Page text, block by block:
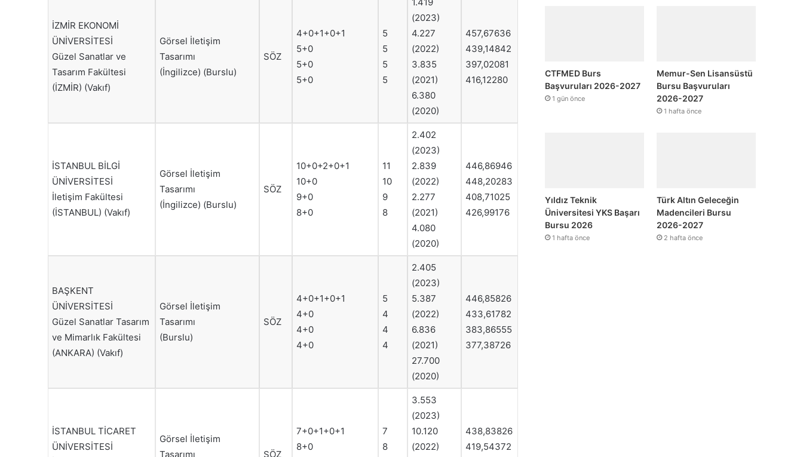
İZMİR EKONOMİ
ÜNİVERSİTESİ
Güzel Sanatlar ve
Tasarım Fakültesi
(İZMİR) (Vakıf)
Görsel İletişim
Tasarımı
(İngilizce) (Burslu)
SÖZ
4+0+1+0+1
5+0
5+0
5+0
5
5
5
5
(2023)
4.227
(2022)
3.835
(2021)
6.380
(2020)
457,67636
439,14842
397,02081
416,12280
İSTANBUL BİLGİ
ÜNİVERSİTESİ
İletişim Fakültesi
(İSTANBUL) (Vakıf)
Görsel İletişim
Tasarımı
(İngilizce) (Burslu)
SÖZ
10+0+2+0+1
10+0
9+0
8+0
11
10
9
8
2.402
(2023)
2.839
(2022)
2.277
(2021)
4.080
(2020)
446,86946
448,20283
408,71025
426,99176
BAŞKENT
ÜNİVERSİTESİ
Güzel Sanatlar Tasarım
ve Mimarlık Fakültesi
(ANKARA) (Vakıf)
Görsel İletişim
Tasarımı
(Burslu)
SÖZ
4+0+1+0+1
4+0
4+0
4+0
5
4
4
4
2.405
(2023)
5.387
(2022)
6.836
(2021)
27.700
(2020)
446,85826
433,61782
383,86555
377,38726
İSTANBUL TİCARET
ÜNİVERSİTESİ
Görsel İletişim
Tasarımı
SÖZ
7+0+1+0+1
8+0
7
8
3.553
(2023)
10.120
(2022)
438,83826
419,54372
CTFMED Burs
Başvuruları 2026-2027
1 gün önce
Memur-Sen Lisansüstü
Bursu Başvuruları
2026-2027
1 hafta önce
Yıldız Teknik
Üniversitesi YKS Başarı
Bursu 2026
1 hafta önce
Türk Altın Geleceğin
Madencileri Bursu
2026-2027
2 hafta önce